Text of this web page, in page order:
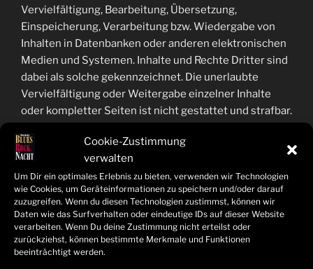
Cookie-Zustimmung
verwalten
Um Dir ein optimales Erlebnis zu bieten, verwenden wir Technologien
wie Cookies, um Geräteinformationen zu speichern und/oder darauf
zuzugreifen. Wenn du diesen Technologien zustimmst, können wir
Daten wie das Surfverhalten oder eindeutige IDs auf dieser Website
verarbeiten. Wenn Du deine Zustimmung nicht erteilst oder
zurückziehst, können bestimmte Merkmale und Funktionen
beeinträchtigt werden.
Vervielfältigung, Bearbeitung, Übersetzung,
Einspeicherung, Verarbeitung bzw. Wiedergabe von
Inhalten in Datenbanken oder anderen elektronischen
Medien und Systemen. Inhalte und Rechte Dritter sind
dabei als solche gekennzeichnet. Die unerlaubte
Vervielfältigung oder Weitergabe einzelner Inhalte
oder kompletter Seiten ist nicht gestattet und strafbar.
für den persönlichen, privaten und nicht
kommerziellen Gebrauch ist erlaubt.
Die Darstellung dieser Website in fremden Frames ist
nur mit schriftlicher Erlaubnis zulässig.
§ 4 Besondere Nutzungsbedingungen
Soweit besondere Bedingungen für einzelne